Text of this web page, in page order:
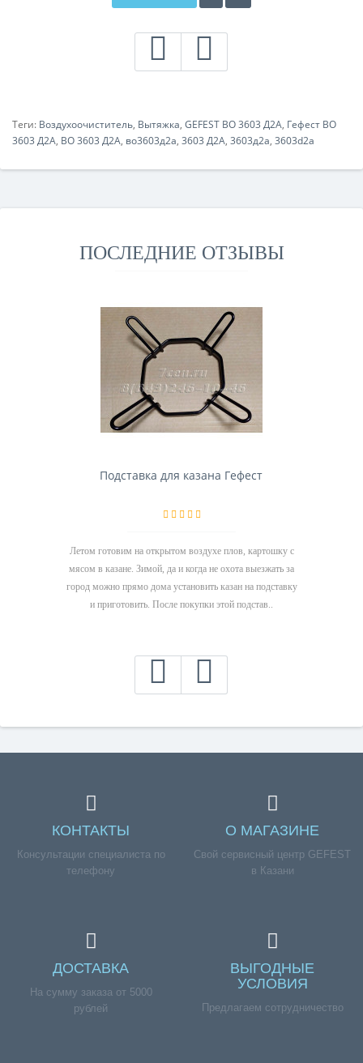
Теги: Воздухоочиститель, Вытяжка, GEFEST ВО 3603 Д2А, Гефест ВО
3603 Д2А, ВО 3603 Д2А, во3603д2а, 3603 Д2А, 3603д2а, 3603d2a
ПОСЛЕДНИЕ ОТЗЫВЫ
Подставка для казана Гефест
Летом готовим на открытом воздухе плов, картошку с
мясом в казане. Зимой, да и когда не охота выезжать за
город можно прямо дома установить казан на подставку
и приготовить. После покупки этой подстав..
КОНТАКТЫ
Консультации специалиста по
телефону
О МАГАЗИНЕ
Свой сервисный центр GEFEST
в Казани
ДОСТАВКА
На сумму заказа от 5000
рублей
ВЫГОДНЫЕ
УСЛОВИЯ
Предлагаем сотрудничество